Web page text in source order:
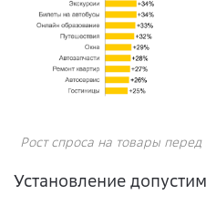
Рост спроса на товары
Установление